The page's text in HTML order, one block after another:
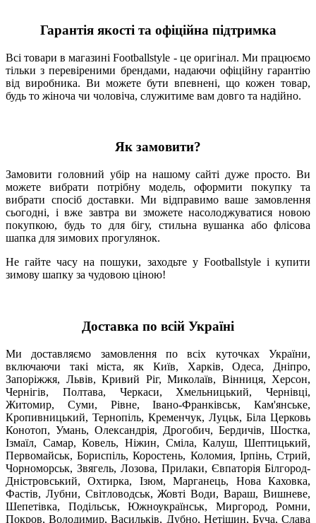
Гарантія якості та офіційна підтримка
Всі товари в магазині Footballstyle - це оригінал. Ми працюємо
тільки з перевіреними брендами, надаючи офіційну гарантію
від виробника. Ви можете бути впевнені, що кожен товар,
будь то жіноча чи чоловіча, служитиме вам довго та надійно.
Як замовити?
Замовити головний убір на нашому сайті дуже просто. Ви
можете вибрати потрібну модель, оформити покупку та
вибрати спосіб доставки. Ми відправимо ваше замовлення
сьогодні, і вже завтра ви зможете насолоджуватися новою
покупкою, будь то для бігу, стильна вушанка або флісова
шапка для зимових прогулянок.
Не гайте часу на пошуки, заходьте у Footballstyle і купити
зимову шапку за чудовою ціною!
Доставка по всій Україні
Ми доставляємо замовлення по всіх куточках України,
включаючи такі міста, як Київ, Харків, Одеса, Дніпро,
Запоріжжя, Львів, Кривий Ріг, Миколаїв, Вінниця, Херсон,
Чернігів, Полтава, Черкаси, Хмельницький, Чернівці,
Житомир, Суми, Рівне, Івано-Франківськ, Кам'янське,
Кропивницький, Тернопіль, Кременчук, Луцьк, Біла Церковь
Конотоп, Умань, Олександрія, Дрогобич, Бердичів, Шостка,
Ізмаїл, Самар, Ковель, Ніжин, Сміла, Калуш, Шептицький,
Первомайськ, Бориспіль, Коростень, Коломия, Ірпінь, Стрий,
Чорноморськ, Звягель, Лозова, Прилаки, Євпаторія Білгород-
Дністровський, Охтирка, Ізюм, Марганець, Нова Каховка,
Фастів, Лубни, Світловодськ, Жовті Води, Вараш, Вишневе,
Шепетівка, Подільськ, Южноукраїнськ, Миргород, Ромни,
Покров, Володимир, Васильків, Дубно, Нетішин, Буча, Слава